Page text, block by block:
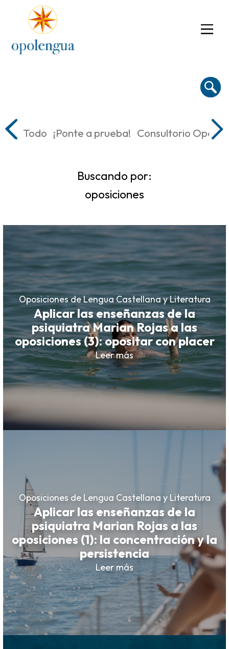
Todo ¡Ponte a prueba! Consultorio
Buscando por:
oposiciones
Oposiciones de Lengua Castellana y Literatura
Aplicar las enseñanzas de la
psiquiatra Marian Rojas a las
oposiciones (3): opositar con placer
Leer más
Oposiciones de Lengua Castellana y Literatura
Aplicar las enseñanzas de la
psiquiatra Marian Rojas a las
oposiciones (1): la concentración y la
persistencia
Leer más